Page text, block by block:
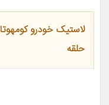
حلقه